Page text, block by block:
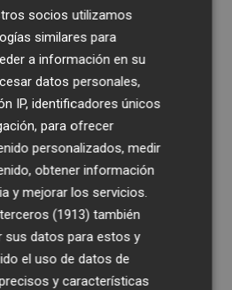
del día 12, con más de 24.000
lanza un decálogo para
la actualidad de
en tu correo
suscribirme
socios utilizamos
similares para
a información en su
datos personales,
IP, identificadores únicos
para ofrecer
personalizados, medir
obtener información
y mejorar los servicios.
(1913) también
sus datos para estos y
el uso de datos de
y características